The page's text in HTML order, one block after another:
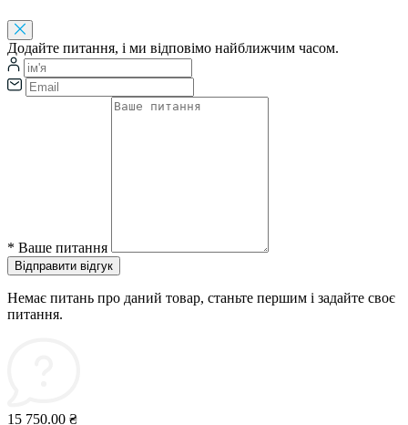
Додайте питання, і ми відповімо найближчим часом.
* Ваше питання
Відправити відгук
Немає питань про даний товар, станьте першим і задайте своє
питання.
15 750.00 ₴